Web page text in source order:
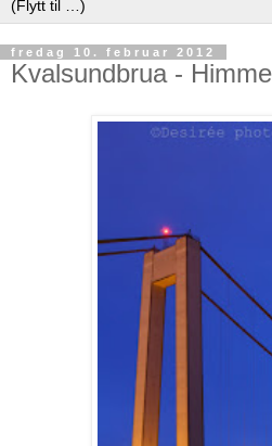
fredag 10. februar 2012
Kvalsundbrua -